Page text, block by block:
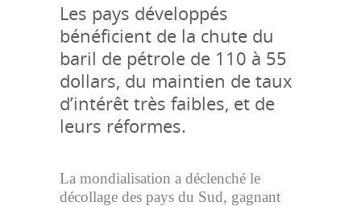
Les pays développés
bénéficient de la chute du
baril de pétrole de 110 à 55
dollars, du maintien de taux
d’intérêt très faibles, et de
leurs réformes.
La mondialisation a déclenché le
décollage des pays du Sud, gagnant